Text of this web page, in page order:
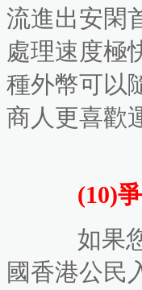
流進出安閑首
處理速度極
種外幣可以
商人更喜歡
(10)爭
如果您的
國香港公民